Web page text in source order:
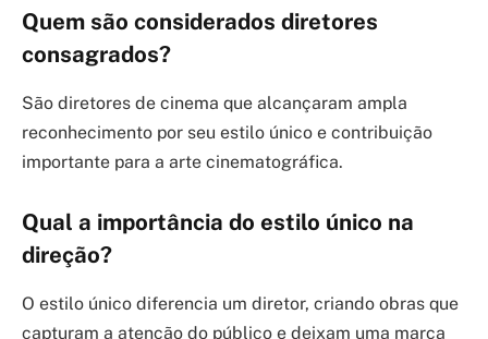
Quem são considerados diretores
consagrados?
São diretores de cinema que alcançaram ampla
reconhecimento por seu estilo único e contribuição
importante para a arte cinematográfica.
Qual a importância do estilo único na
direção?
O estilo único diferencia um diretor, criando obras que
capturam a atenção do público e deixam uma marca